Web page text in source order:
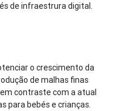
de infraestrura digital.
o crescimento da
de malhas finas
contraste com a atual
para bebés e crianças.